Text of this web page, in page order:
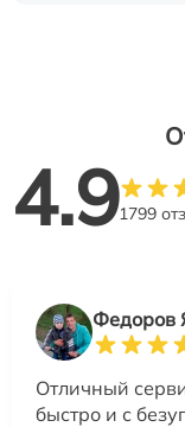
4.91799
Федоров
Отличный
быстро и с